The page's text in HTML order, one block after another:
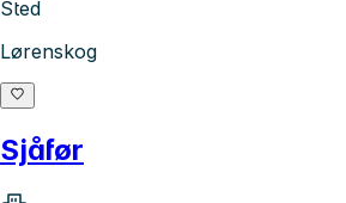
Sted
Lørenskog
Sjåfør